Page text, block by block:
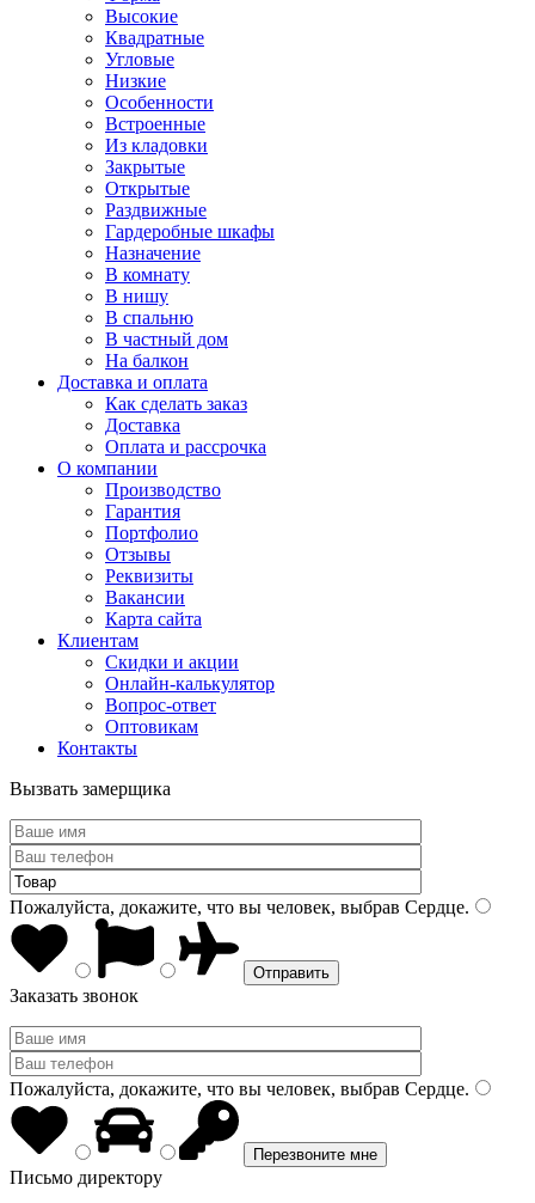
Высокие
Квадратные
Угловые
Низкие
Особенности
Встроенные
Из кладовки
Закрытые
Открытые
Раздвижные
Гардеробные шкафы
Назначение
В комнату
В нишу
В спальню
В частный дом
На балкон
Доставка и оплата
Как сделать заказ
Доставка
Оплата и рассрочка
О компании
Производство
Гарантия
Портфолио
Отзывы
Реквизиты
Вакансии
Карта сайта
Клиентам
Скидки и акции
Онлайн-калькулятор
Вопрос-ответ
Оптовикам
Контакты
Вызвать замерщика
Пожалуйста, докажите, что вы человек, выбрав Сердце.
Заказать звонок
Пожалуйста, докажите, что вы человек, выбрав Сердце.
Письмо директору